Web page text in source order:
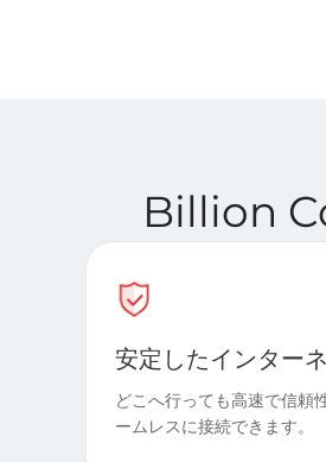
Billion
安定したインター
どこへ行っても高速で信頼
ームレスに接続できます。